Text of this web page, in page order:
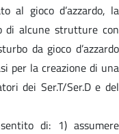
al gioco d’azzardo, la
di alcune strutture con
da gioco d’azzardo
per la creazione di una
dei Ser.T/Ser.D e del
di: 1) assumere